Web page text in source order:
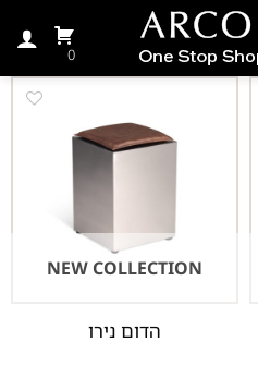
0
NEW COLLECTION
הדום נירו